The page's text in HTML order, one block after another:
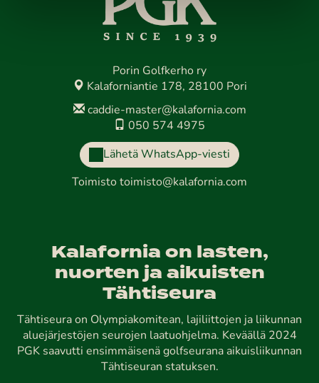
Porin Golfkerho ry
Kalaforniantie 178, 28100 Pori
caddie-master@kalafornia.com
050 574 4975
Lähetä WhatsApp-viesti
Toimisto toimisto@kalafornia.com
Kalafornia on lasten,
nuorten ja aikuisten
Tähtiseura
Tähtiseura on Olympiakomitean, lajiliittojen ja liikunnan
aluejärjestöjen seurojen laatuohjelma. Keväällä 2024
PGK saavutti ensimmäisenä golfseurana aikuisliikunnan
Tähtiseuran statuksen.